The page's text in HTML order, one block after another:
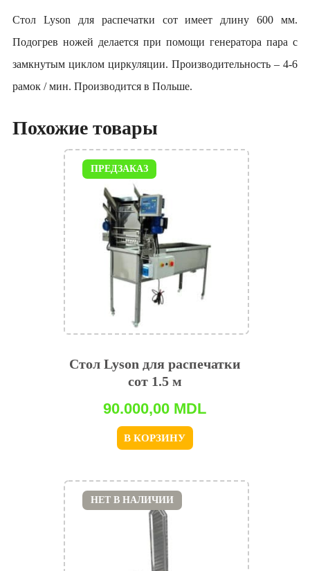
Стол Lyson для распечатки сот имеет длину 600 мм.
Подогрев ножей делается при помощи генератора пара с
замкнутым циклом циркуляции. Производительность – 4-6
рамок / мин. Производится в Польше.
Похожие товары
Стол Lyson для распечатки
сот 1.5 м
90.000,00 MDL
В КОРЗИНУ
ПРЕДЗАКАЗ
НЕТ В НАЛИЧИИ